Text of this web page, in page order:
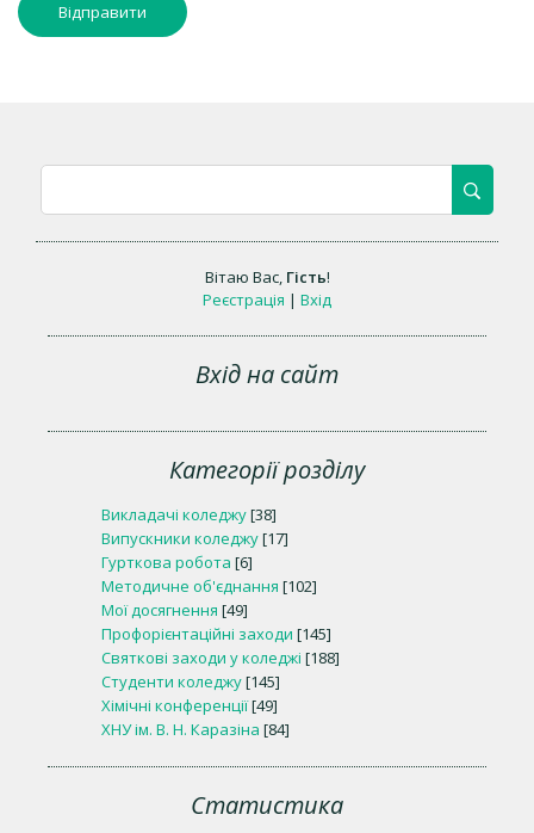
Відправити
Вітаю Вас, Гість!
Реєстрація | Вхід
Вхід на сайт
Категорії розділу
Викладачі коледжу[38]
Випускники коледжу[17]
Гурткова робота [6]
Методичне об'єднання [102]
Мої досягнення [49]
Профорієнтаційні заходи [145]
Святкові заходи у коледжі [188]
Студенти коледжу[145]
Хімічні конференції[49]
ХНУ ім. В. Н. Каразіна [84]
Статистика